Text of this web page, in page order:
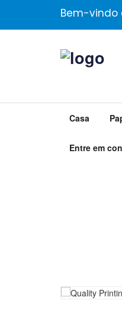
Bem-vindo
Casa
Entre em